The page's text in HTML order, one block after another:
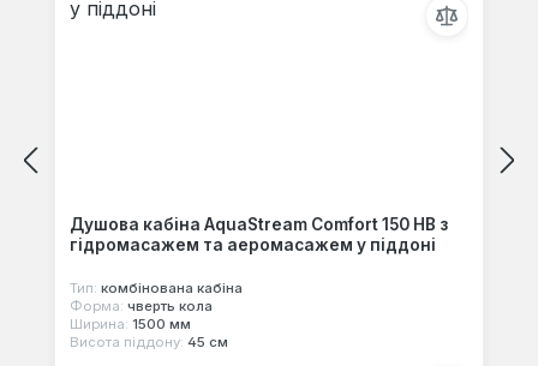
Душова кабіна AquaStream Comfort 150 HB з
гідромасажем та аеромасажем у піддоні
Тип: комбінована кабіна
Форма: чверть кола
Ширина: 1500 мм
Висота піддону: 45 см